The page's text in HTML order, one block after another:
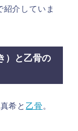
紹介していま
）と乙骨の
希と 乙骨 。